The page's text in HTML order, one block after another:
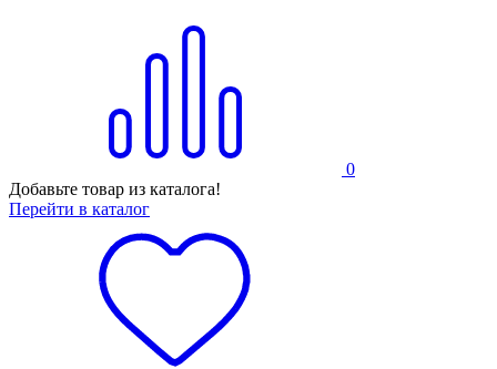
0
Добавьте товар из каталога!
Перейти в каталог